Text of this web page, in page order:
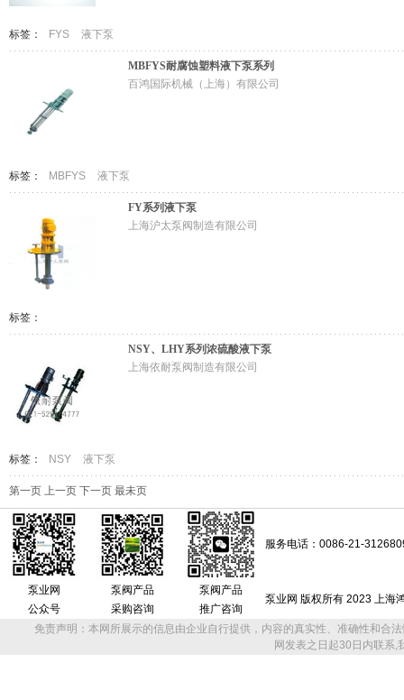
标签： FYS 液下泵
MBFYS耐腐蚀塑料液下泵系列
百鸿国际机械（上海）有限公司
标签： MBFYS 液下泵
FY系列液下泵
上海沪太泵阀制造有限公司
标签：
NSY、LHY系列浓硫酸液下泵
上海依耐泵阀制造有限公司
标签： NSY 液下泵
第一页 上一页 下一页 最未页
服务电话：0086-21-
泵业网
公众号
泵阀产品
采购咨询
泵阀产品
推广咨询
泵业网 版权所有 2023 上海
免责声明：本网所展示的信息由企业自行提供，内容的真实性、准确性和合
网发表之日起30日内联系,